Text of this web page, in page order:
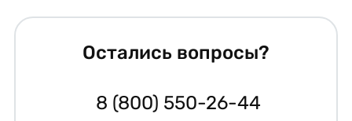
Остались вопросы?
8 (800) 550-26-44